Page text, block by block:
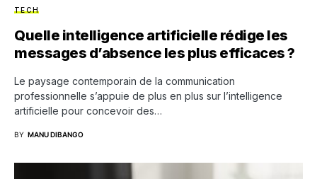
TECH
Quelle intelligence artificielle rédige les
messages d’absence les plus efficaces ?
Le paysage contemporain de la communication
professionnelle s’appuie de plus en plus sur l’intelligence
artificielle pour concevoir des…
BY MANU DIBANGO